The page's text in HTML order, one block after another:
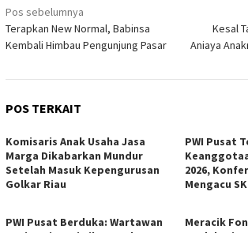
Navigasi
pos
Pos sebelumnya
Terapkan New Normal, Babinsa
Kembali Himbau Pengunjung Pasar
Kesal
Aniaya
POS TERKAIT
Komisaris Anak Usaha Jasa
Marga Dikabarkan Mundur
Setelah Masuk Kepengurusan
Golkar Riau
PWI Pusat
2026,
Mengacu
PWI Pusat Berduka: Wartawan
Meracik